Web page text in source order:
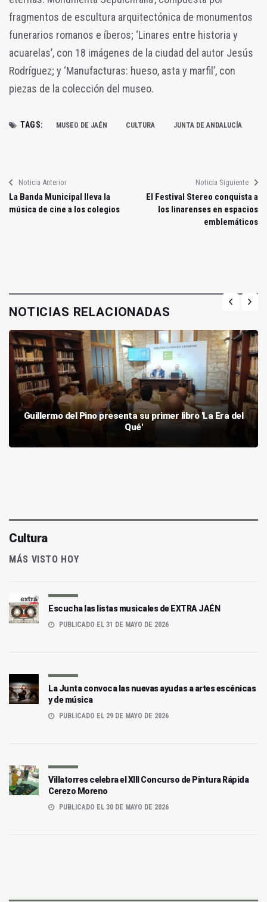
fragmentos de escultura arquitectónica de monumentos
funerarios romanos e íberos; ‘Linares entre historia y
acuarelas’, con 18 imágenes de la ciudad del autor Jesús
Rodríguez; y ‘Manufacturas: hueso, asta y marfil’, con
piezas de la colección del museo.
TAGS: MUSEO DE JAÉN CULTURA JUNTA DE ANDALUCÍA
Noticia Anterior
La Banda Municipal lleva la
música de cine a los colegios
Noticia Siguiente
El Festival Stereo conquista a
los linarenses en espacios
emblemáticos
NOTICIAS RELACIONADAS
Guillermo del Pino presenta su primer libro 'La Era del
Qué'
Cultura
MÁS VISTO HOY
Escucha las listas musicales de EXTRA JAÉN
PUBLICADO EL 31 DE MAYO DE 2026
La Junta convoca las nuevas ayudas a artes escénicas
y de música
PUBLICADO EL 29 DE MAYO DE 2026
Villatorres celebra el XIII Concurso de Pintura Rápida
Cerezo Moreno
PUBLICADO EL 30 DE MAYO DE 2026